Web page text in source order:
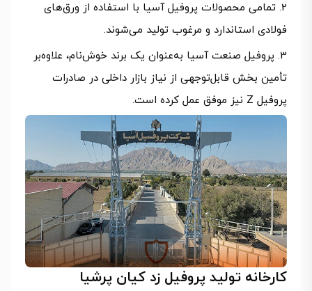
تمامی محصولات پروفیل آسیا با استفاده از ورق‌های
فولادی استاندارد و مرغوب تولید می‌شوند.
پروفیل صنعت آسیا به‌عنوان یک برند خوش‌نام، علاوه‌بر
تأمین بخش قابل‌توجهی از نیاز بازار داخلی در صادرات
پروفیل Z نیز موفق عمل کرده است.
کارخانه تولید پروفیل زد کیان پرشیا